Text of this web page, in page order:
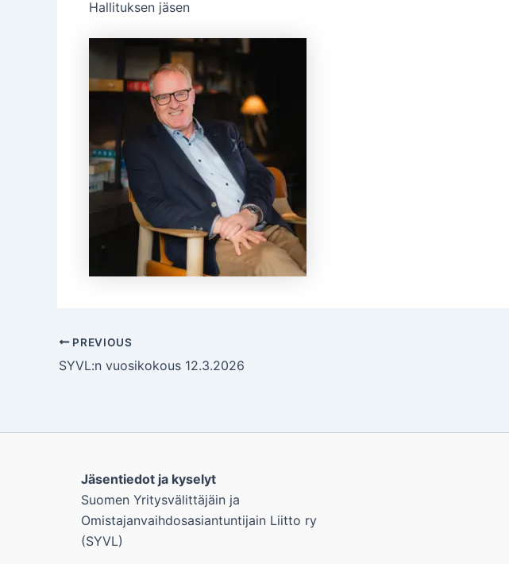
Hallituksen jäsen
PREVIOUS
SYVL:n vuosikokous 12.3.2026
Jäsentiedot ja kyselyt
Suomen Yritysvälittäjäin ja
Omistajanvaihdosasiantuntijain Liitto ry
(SYVL)